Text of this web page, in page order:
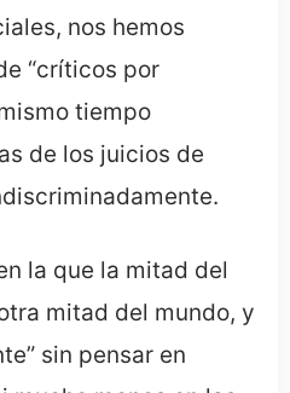
nos hemos
“críticos por
tiempo
de los juicios de
la que la mitad del
mitad del mundo, y
sin pensar en